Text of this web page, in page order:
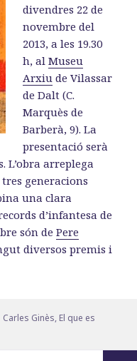
divendres 22 de
novembre del
2013, a les 19.30
h, alMuseu
Arxiu de Vilassar
de Dalt (C.
Marquès de
Barberà, 9). La
presentació serà
L’obra arreplega
generacions
una clara
d’infantesa de
són dePere
diversos premis i
Etiquetes
Carles Ginès, El que es